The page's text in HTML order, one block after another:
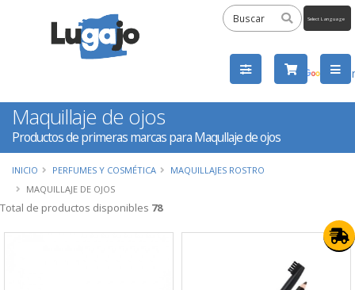
by
Maquillaje de ojos
Productos de primeras marcas para Maqullaje de ojos
INICIO PERFUMES Y COSMÉTICA
MAQUILLAJES ROSTRO
MAQUILLAJE DE OJOS
Total de productos disponibles 78